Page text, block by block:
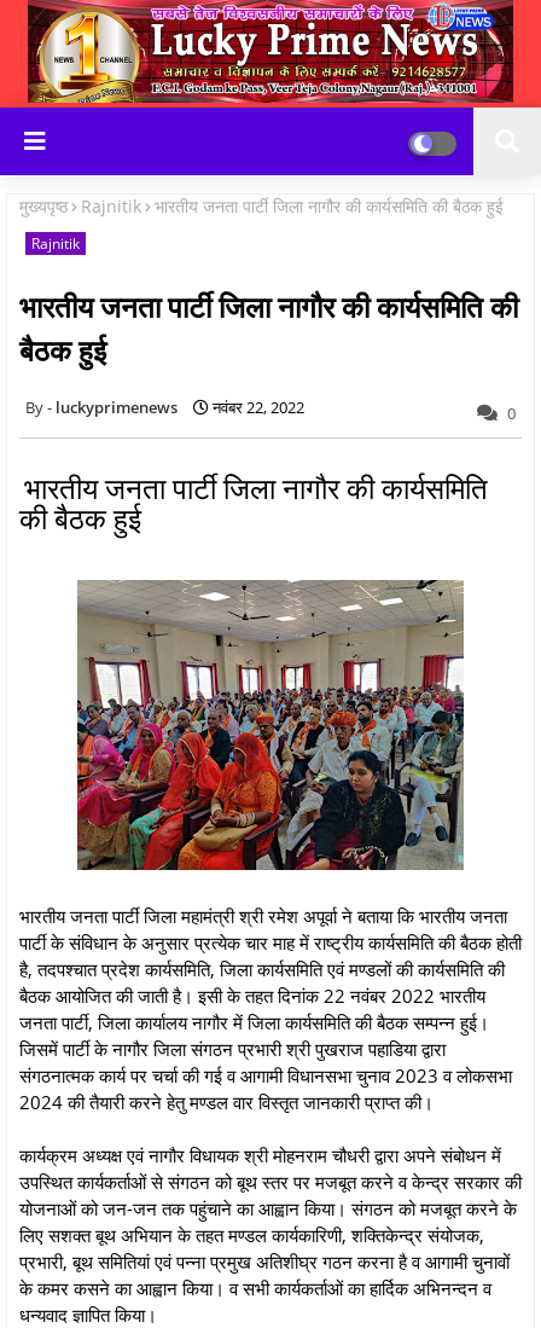
मुख्यपृष्ठ Rajnitik भारतीय जनता पार्टी जिला नागौर की कार्यसमिति की बैठक हुई
Rajnitik
भारतीय जनता पार्टी जिला नागौर की कार्यसमिति की
बैठक हुई
luckyprimenews नवंबर 22, 2022 0
भारतीय जनता पार्टी जिला नागौर की कार्यसमिति
की बैठक हुई
भारतीय जनता पार्टी जिला महामंत्री श्री रमेश अपूर्वा ने बताया कि भारतीय जनता
पार्टी के संविधान के अनुसार प्रत्येक चार माह में राष्ट्रीय कार्यसमिति की बैठक होती
है, तदपश्चात प्रदेश कार्यसमिति, जिला कार्यसमिति एवं मण्डलों की कार्यसमिति की
बैठक आयोजित की जाती है। इसी के तहत दिनांक 22 नवंबर 2022 भारतीय
जनता पार्टी, जिला कार्यालय नागौर में जिला कार्यसमिति की बैठक सम्पन्न हुई।
जिसमें पार्टी के नागौर जिला संगठन प्रभारी श्री पुखराज पहाडिया द्वारा
संगठनात्मक कार्य पर चर्चा की गई व आगामी विधानसभा चुनाव 2023 व लोकसभा
2024 की तैयारी करने हेतु मण्डल वार विस्तृत जानकारी प्राप्त की।
कार्यक्रम अध्यक्ष एवं नागौर विधायक श्री मोहनराम चौधरी द्वारा अपने संबोधन में
उपस्थित कार्यकर्ताओं से संगठन को बूथ स्तर पर मजबूत करने व केन्द्र सरकार की
योजनाओं को जन-जन तक पहुंचाने का आह्वान किया। संगठन को मजबूत करने के
लिए सशक्त बूथ अभियान के तहत मण्डल कार्यकारिणी, शक्तिकेन्द्र संयोजक,
प्रभारी, बूथ समितियां एवं पन्ना प्रमुख अतिशीघ्र गठन करना है व आगामी चुनावों
के कमर कसने का आह्वान किया। व सभी कार्यकर्ताओं का हार्दिक अभिनन्दन व
धन्यवाद ज्ञापित किया।